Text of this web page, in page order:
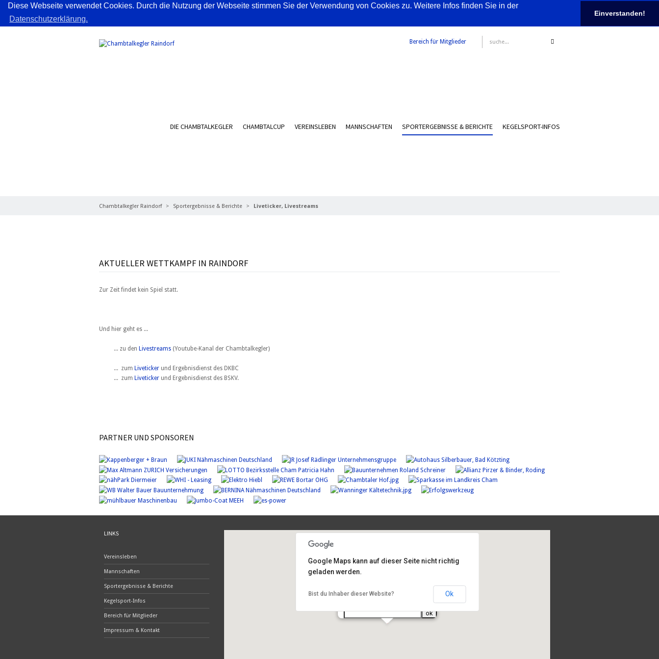
Diese Webseite verwendet Cookies. Durch die Nutzung der Webseite stimmen Sie der Verwendung von Cookies zu. Weitere Infos finden Sie in der
Datenschutzerklärung.
Einverstanden!
Bereich für Mitglieder
DIE CHAMBTALKEGLER CHAMBTALCUP VEREINSLEBEN MANNSCHAFTEN SPORTERGEBNISSE & BERICHTE KEGELSPORT-INFOS
Chambtalkegler Raindorf Sportergebnisse & Berichte Liveticker, Livestreams
AKTUELLER WETTKAMPF IN RAINDORF
Zur Zeit findet kein Spiel statt.
Und hier geht es ...
... zu den Livestreams (Youtube-Kanal der Chambtalkegler)
... zum Liveticker und Ergebnisdienst des DKBC
... zum Liveticker und Ergebnisdienst des BSKV.
PARTNER UND SPONSOREN
LINKS
Vereinsleben
Mannschaften
Sportergebnisse & Berichte
Kegelsport-Infos
Bereich für Mitglieder
Impressum & Kontakt
Am Sportplatz 2, 93486 Runding
von Ihrer Adresse:
Google Maps kann auf dieser Seite nicht richtig
geladen werden.
Bist du Inhaber dieser Website? Ok